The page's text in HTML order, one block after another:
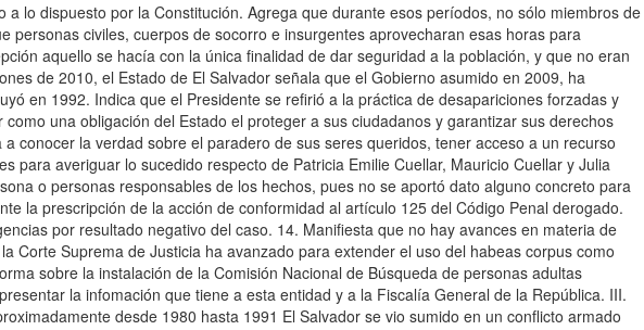
lo dispuesto por la Constitución. Agrega que durante esos períodos, no sólo miembros de
civiles, cuerpos de socorro e insurgentes aprovecharan esas horas para
aquello se hacía con la única finalidad de dar seguridad a la población, y que no eran
de 2010, el Estado de El Salvador señala que el Gobierno asumido en 2009, ha
en 1992. Indica que el Presidente se refirió a la práctica de desapariciones forzadas y
una obligación del Estado el proteger a sus ciudadanos y garantizar sus derechos
conocer la verdad sobre el paradero de sus seres queridos, tener acceso a un recurso
para averiguar lo sucedido respecto de Patricia Emilie Cuellar, Mauricio Cuellar y Julia
o personas responsables de los hechos, pues no se aportó dato alguno concreto para
la prescripción de la acción de conformidad al artículo 125 del Código Penal derogado.
por resultado negativo del caso. 14. Manifiesta que no hay avances en materia de
Suprema de Justicia ha avanzado para extender el uso del habeas corpus como
sobre la instalación de la Comisión Nacional de Búsqueda de personas adultas
la infomación que tiene a esta entidad y a la Fiscalía General de la República. III.
desde 1980 hasta 1991 El Salvador se vio sumido en un conflicto armado